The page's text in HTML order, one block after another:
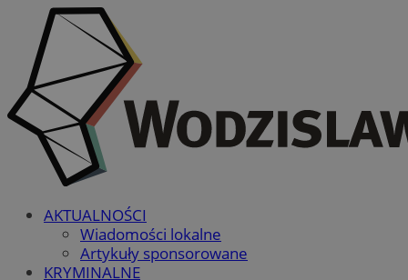
AKTUALNOŚCI
Wiadomości lokalne
Artykuły sponsorowane
KRYMINALNE